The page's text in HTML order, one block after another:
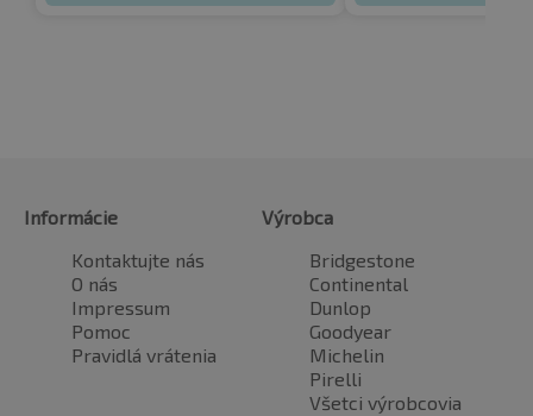
Informácie
Kontaktujte nás
O nás
Impressum
Pomoc
Pravidlá vrátenia
Výrobca
Bridgestone
Continental
Dunlop
Goodyear
Michelin
Pirelli
Všetci výrobcovia